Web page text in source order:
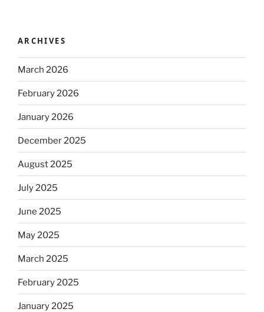
ARCHIVES
March 2026
February 2026
January 2026
December 2025
August 2025
July 2025
June 2025
May 2025
March 2025
February 2025
January 2025